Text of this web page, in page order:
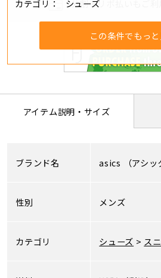
カテゴリ
シューズ
この条件でもっ
分割・リボ払いもご利
アイテム説明・サイズ
ブランド名 asics （アシッ
性別 メンズ
カテゴリ シューズ > ス